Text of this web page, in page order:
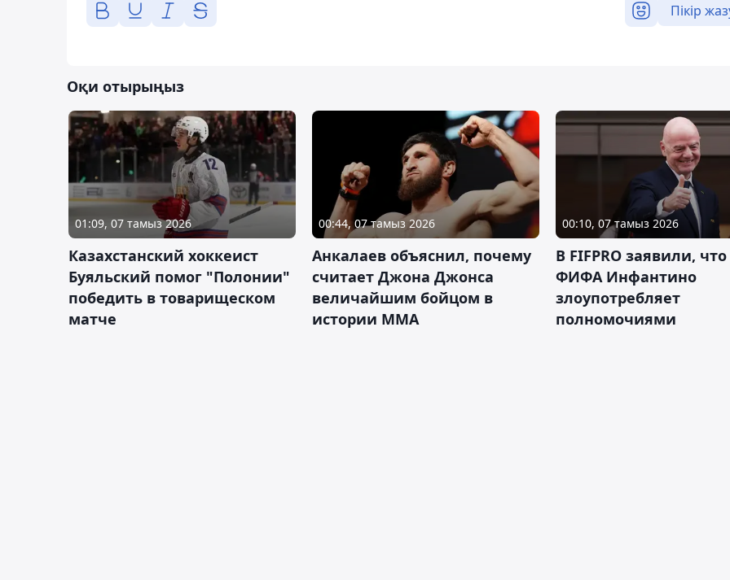
Пікір
Оқи отырыңыз
01:09, 07 тамыз 2026
Казахстанский хоккеист
Буяльский помог "Полонии"
победить в товарищеском
матче
00:44, 07 тамыз 2026
Анкалаев объяснил, почему
считает Джона Джонса
величайшим бойцом в
истории ММА
00:10, 07 тамыз 2026
В FIFPRO заявили,
ФИФА Инфантино
злоупотребляет
полномочиями